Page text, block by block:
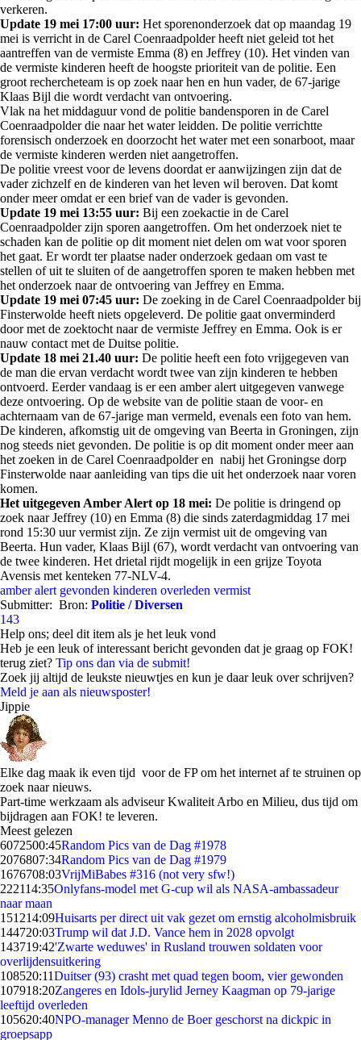
verkeren.
Update 19 mei 17:00 uur: Het sporenonderzoek dat op maandag 19
mei is verricht in de Carel Coenraadpolder heeft niet geleid tot het
aantreffen van de vermiste Emma (8) en Jeffrey (10). Het vinden van
de vermiste kinderen heeft de hoogste prioriteit van de politie. Een
groot rechercheteam is op zoek naar hen en hun vader, de 67-jarige
Klaas Bijl die wordt verdacht van ontvoering.
Vlak na het middaguur vond de politie bandensporen in de Carel
Coenraadpolder die naar het water leidden. De politie verrichtte
forensisch onderzoek en doorzocht het water met een sonarboot, maar
de vermiste kinderen werden niet aangetroffen.
De politie vreest voor de levens doordat er aanwijzingen zijn dat de
vader zichzelf en de kinderen van het leven wil beroven. Dat komt
onder meer omdat er een brief van de vader is gevonden.
Update 19 mei 13:55 uur: Bij een zoekactie in de Carel
Coenraadpolder zijn sporen aangetroffen. Om het onderzoek niet te
schaden kan de politie op dit moment niet delen om wat voor sporen
het gaat. Er wordt ter plaatse nader onderzoek gedaan om vast te
stellen of uit te sluiten of de aangetroffen sporen te maken hebben met
het onderzoek naar de ontvoering van Jeffrey en Emma.
Update 19 mei 07:45 uur: De zoeking in de Carel Coenraadpolder bij
Finsterwolde heeft niets opgeleverd. De politie gaat onverminderd
door met de zoektocht naar de vermiste Jeffrey en Emma. Ook is er
nauw contact met de Duitse politie.
Update 18 mei 21.40 uur: De politie heeft een foto vrijgegeven van
de man die ervan verdacht wordt twee van zijn kinderen te hebben
ontvoerd. Eerder vandaag is er een amber alert uitgegeven vanwege
deze ontvoering. Op de website van de politie staan de voor- en
achternaam van de 67-jarige man vermeld, evenals een foto van hem.
De kinderen, afkomstig uit de omgeving van Beerta in Groningen, zijn
nog steeds niet gevonden. De politie is op dit moment onder meer aan
het zoeken in de Carel Coenraadpolder en nabij het Groningse dorp
Finsterwolde naar aanleiding van tips die uit het onderzoek naar voren
komen.
Het uitgegeven Amber Alert op 18 mei: De politie is dringend op
zoek naar Jeffrey (10) en Emma (8) die sinds zaterdagmiddag 17 mei
rond 15:30 uur vermist zijn. Ze zijn vermist uit de omgeving van
Beerta. Hun vader, Klaas Bijl (67), wordt verdacht van ontvoering van
de twee kinderen. Het drietal rijdt mogelijk in een grijze Toyota
Avensis met kenteken 77-NLV-4.
amber alert gevonden kinderen overleden vermist
Submitter: Bron: Politie / Diversen
143
Help ons; deel dit item als je het leuk vond
Heb je een leuk of interessant bericht gevonden dat je graag op FOK!
terug ziet? Tip ons dan via de submit!
Zoek jij altijd de leukste nieuwtjes en kun je daar leuk over schrijven?
Meld je aan als nieuwsposter!
Jippie
Elke dag maak ik even tijd voor de FP om het internet af te struinen op
zoek naar nieuws.
Part-time werkzaam als adviseur Kwaliteit Arbo en Milieu, dus tijd om
bijdragen aan FOK! te leveren.
Meest gelezen
6072500:45Random Pics van de Dag #1978
2076807:34Random Pics van de Dag #1979
1676708:03VrijMiBabes #316 (not very sfw!)
222114:35Onlyfans-model met G-cup wil als NASA-ambassadeur
naar maan
151214:09Huisarts per direct uit vak gezet om ernstig alcoholmisbruik
144720:03Trump wil dat J.D. Vance hem in 2028 opvolgt
143719:42'Zwarte weduwes' in Rusland trouwen soldaten voor
overlijdensuitkering
108520:11Duitser (93) crasht met quad tegen boom, vier gewonden
107918:20Zangeres en Idols-jurylid Jerney Kaagman op 79-jarige
leeftijd overleden
105620:40NPO-manager Menno de Boer geschorst na dickpic in
groepsapp